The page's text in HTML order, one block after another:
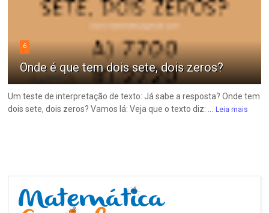
6
Onde é que tem dois sete, dois zeros?
Um teste de interpretação de texto: Já sabe a resposta? Onde tem
dois sete, dois zeros? Vamos lá: Veja que o texto diz: ...
Leia mais